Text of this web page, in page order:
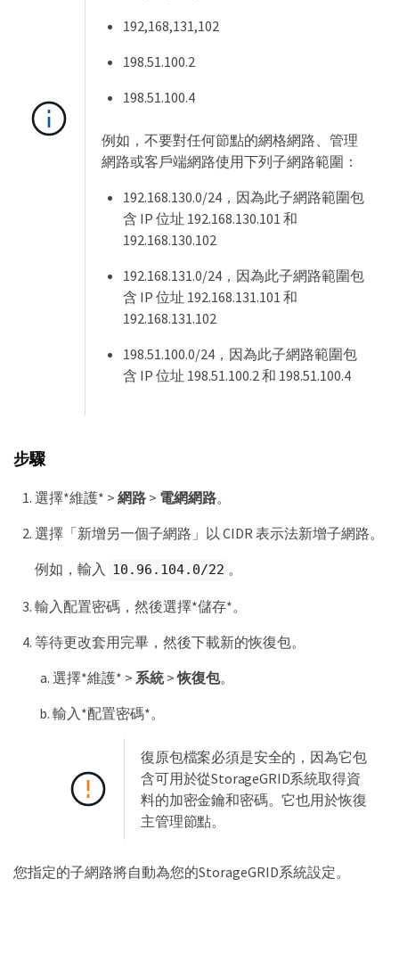
192,168,131,102
198.51.100.2
198.51.100.4
例如，不要對任何節點的網格網路、管理
網路或客戶端網路使用下列子網路範圍：
192.168.130.0/24，因為此子網路範圍包
含 IP 位址 192.168.130.101 和
192.168.130.102
192.168.131.0/24，因為此子網路範圍包
含 IP 位址 192.168.131.101 和
192.168.131.102
198.51.100.0/24，因為此子網路範圍包
含 IP 位址 198.51.100.2 和 198.51.100.4
步驟
選擇*維護* > 網路> 電網網路。
選擇「新增另一個子網路」以 CIDR 表示法新增子網路。
例如，輸入 10.96.104.0/22 。
輸入配置密碼，然後選擇*儲存*。
等待更改套用完畢，然後下載新的恢復包。
選擇*維護* > 系統>恢復包。
輸入*配置密碼*。
復原包檔案必須是安全的，因為它包
含可用於從StorageGRID系統取得資
料的加密金鑰和密碼。它也用於恢復
主管理節點。
您指定的子網路將自動為您的StorageGRID系統設定。